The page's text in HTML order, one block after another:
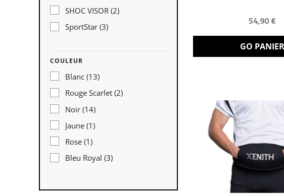
SHOC VISOR (2)
SportStar (3)
Xenith
COULEUR
Blanc (13)
Rouge Scarlet (2)
Noir (14)
Jaune (1)
Rose (1)
Bleu Royal (3)
Vert Foncé (dark green)(1)
54,90 €
GO PANIER